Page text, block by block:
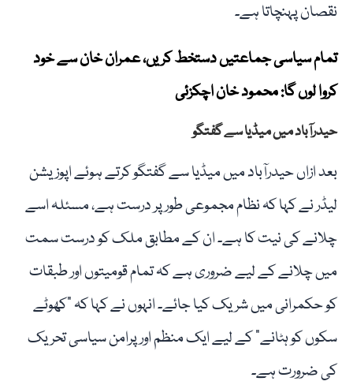
نقصان پہنچاتا ہے۔
تمام سیاسی جماعتیں دستخط کریں، عمران خان سے خود
کروا لوں گا: محمود خان اچکزئی
حیدرآباد میں میڈیا سے گفتگو
بعد ازاں حیدرآباد میں میڈیا سے گفتگو کرتے ہوئے اپوزیشن
لیڈر نے کہا کہ نظام مجموعی طور پر درست ہے، مسئلہ اسے
چلانے کی نیت کا ہے۔ ان کے مطابق ملک کو درست سمت
میں چلانے کے لیے ضروری ہے کہ تمام قومیتوں اور طبقات
کو حکمرانی میں شریک کیا جائے۔ انہوں نے کہا کہ “کھوٹے
سکوں کو ہٹانے” کے لیے ایک منظم اور پرامن سیاسی تحریک
کی ضرورت ہے۔